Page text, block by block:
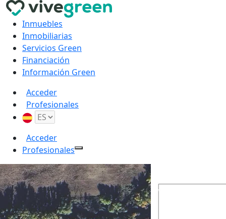
Inmuebles
Inmobiliarias
Servicios Green
Financiación
Información Green
Acceder
Profesionales
Acceder
Profesionales